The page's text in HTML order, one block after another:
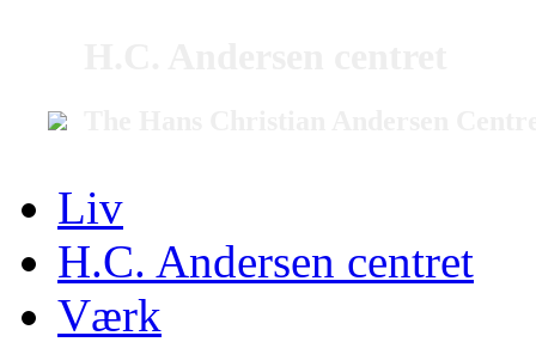
Liv
H.C. Andersen centret
Værk